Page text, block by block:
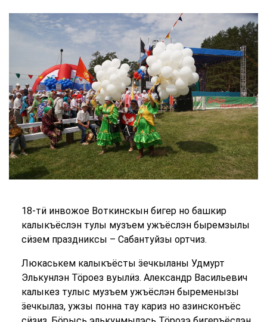
18-тӥ инвожое Воткинскын бигер но башкир
калыкъёслэн тулы музъем ужъёслэн быремзылы
сӥзем праздниксы – Сабантуйзы ортчиз.
Люкаськем калыкъёсты ӟечкыланы Удмурт
Элькунлэн Тӧроез вуылӥз. Александр Васильевич
калыкез тулыс музъем ужъёслэн быременызы
ӟечкылаз, ужзы понна тау кариз но азинсконъёс